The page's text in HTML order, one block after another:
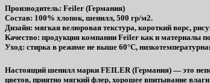
Производитель: Feiler (Германия)
Состав: 100% хлопок, шенилл, 500 гр/м2.
Дизайн: мягкая велюровая текстура, короткий ворс,
Качество: продукция компании Feiler как и материалы
Уход: стирка в режиме не выше 60°C,
Настоящий шенилл марки FEILER (Германия) — это
цветов, приятно мягкий флер, хорошее впитывание